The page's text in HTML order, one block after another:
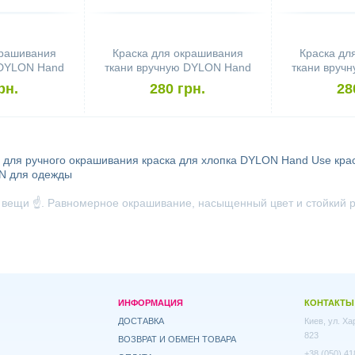
Hand
Краска для окрашивания
ткани вручную DYLON Hand
Use Plum Red
280 грн.
Краска
ткани
Use
для ручного окрашивания краска для хлопка DYLON Hand Use
для одежды
☝️. Равномерное окрашивание, насыщенный цвет и стойкий
ИНФОРМАЦИЯ
ДОСТАВКА
ВОЗВРАТ И ОБМЕН ТОВАРА
КОНТАКТЫ
Киев, ул.
823